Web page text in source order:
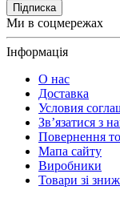
Підписка
Ми в соцмережах
Інформація
О нас
Доставка
Условия
Зв’язатися з
Повернення
Мапа сайту
Виробники
Товари зі